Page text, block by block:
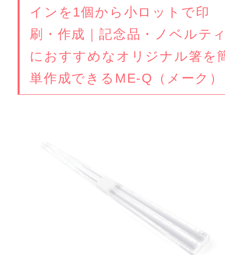
インを1個から小ロットで印
刷・作成｜記念品・ノベルテ
におすすめなオリジナル箸を
単作成できるME-Q（メーク）